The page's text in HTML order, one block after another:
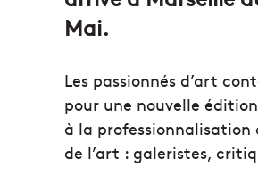
Mai.
Les passionnés d’art
pour une nouvelle
à la
de l’art : galeristes,